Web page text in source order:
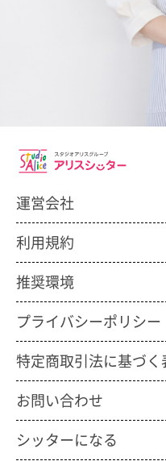
運営会社
利用規約
推奨環境
プライバシーポリシー
特定商取引法に基づく
お問い合わせ
シッターになる